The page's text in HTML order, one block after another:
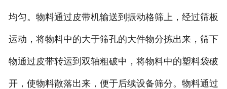
均匀。物料通过皮带机输送到振动格筛上，经过筛板
运动，将物料中的大于筛孔的大件物分拣出来，筛下
物通过皮带转运到双轴粗破中，将物料中的塑料袋破
开，使物料散落出来，便于后续设备筛分。物料通过